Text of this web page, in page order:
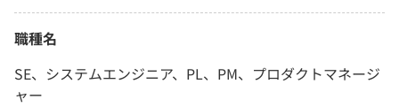
職種名
SE、システムエンジニア、PL、PM、プロダクトマネージ
ャー